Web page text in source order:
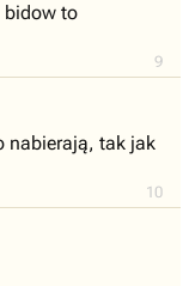
9
bidow to
10
nabierają, tak jak